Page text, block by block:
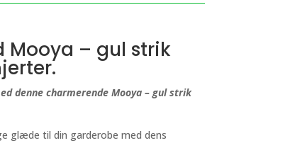
Mooya – gul strik
denne charmerende Mooya – gul strik
glæde til din garderobe med dens